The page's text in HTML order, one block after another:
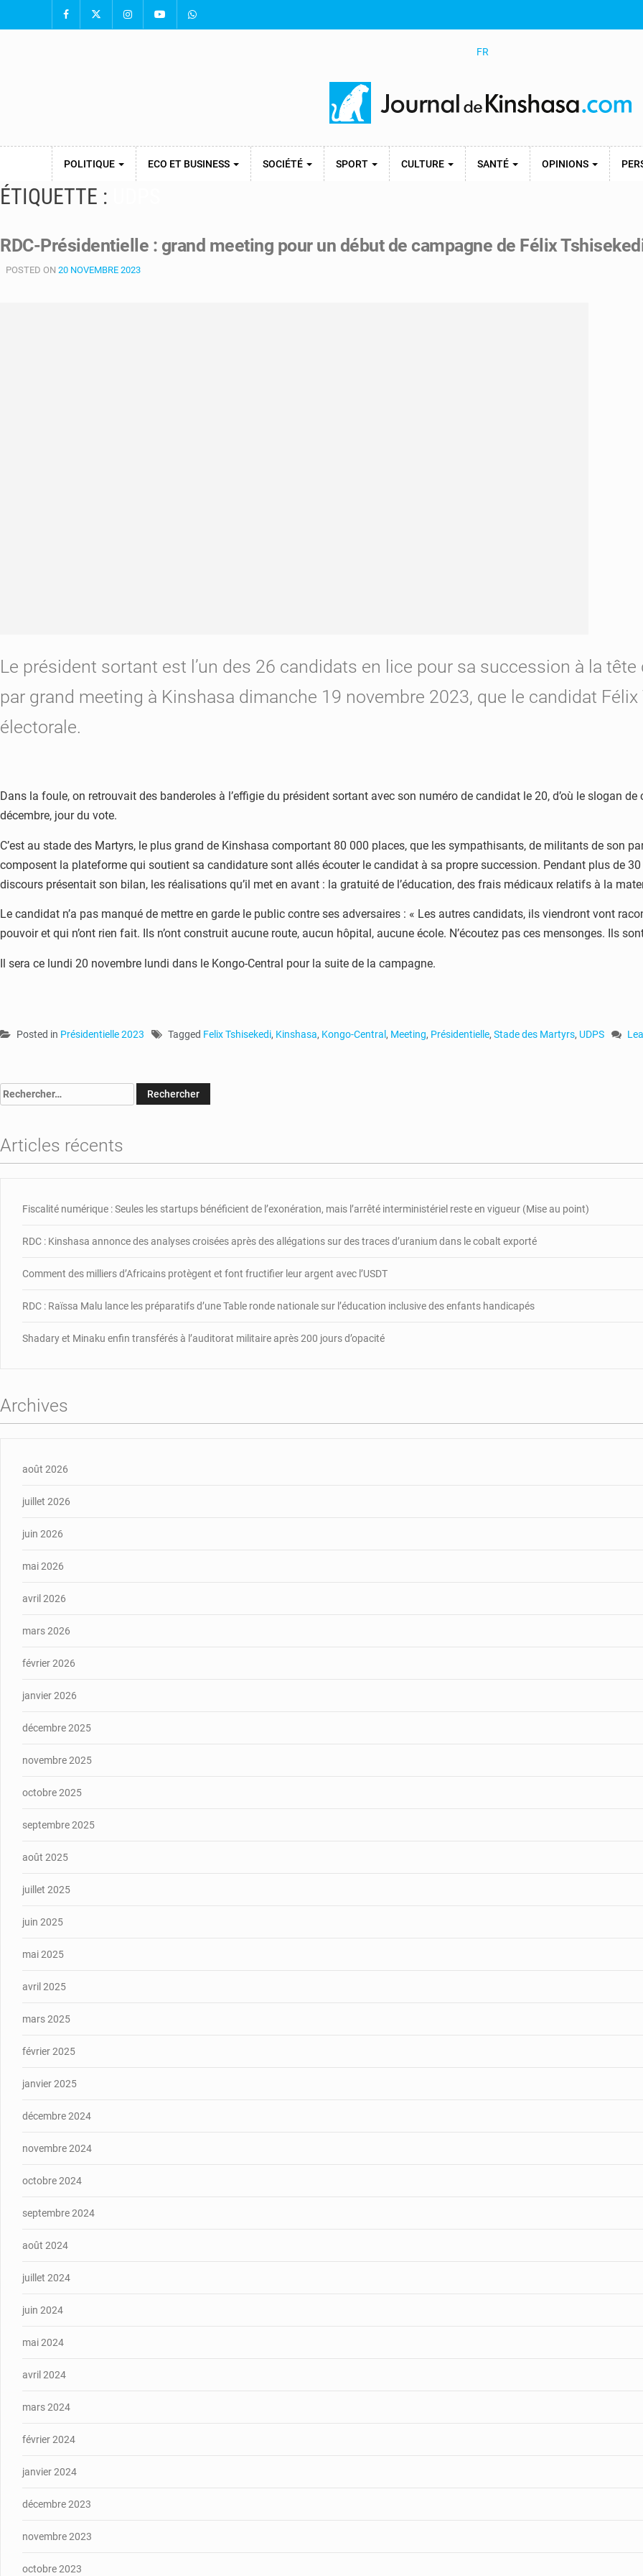
FR
POLITIQUE ECO ET BUSINESS SOCIÉTÉ SPORT CULTURE SANTÉ OPINIONS
ÉTIQUETTE :
RDC-Présidentielle : grand meeting pour un début de campagne de Félix
POSTED ON 20 NOVEMBRE 2023
Le président sortant est l’un des 26 candidats en lice pour sa succession à la tête
par grand meeting à Kinshasa dimanche 19 novembre 2023, que le candidat
électorale.
Dans la foule, on retrouvait des banderoles à l’effigie du président sortant avec son numéro de candidat le 20, d’où le slogan
décembre, jour du vote.
C’est au stade des Martyrs, le plus grand de Kinshasa comportant 80 000 places, que les sympathisants, de militants de son
composent la plateforme qui soutient sa candidature sont allés écouter le candidat à sa propre succession. Pendant plus de
discours présentait son bilan, les réalisations qu’il met en avant : la gratuité de l’éducation, des frais médicaux relatifs à la
Le candidat n’a pas manqué de mettre en garde le public contre ses adversaires : « Les autres candidats, ils viendront vont
pouvoir et qui n’ont rien fait. Ils n’ont construit aucune route, aucun hôpital, aucune école. N’écoutez pas ces mensonges. Ils
Il sera ce lundi 20 novembre lundi dans le Kongo-Central pour la suite de la campagne.
Posted in Présidentielle 2023 Tagged Felix Tshisekedi, Kinshasa, Kongo-Central , Meeting, Présidentielle, Stade des Martyrs, UDPS
Rechercher :
Articles récents
Fiscalité numérique : Seules les startups bénéficient de l’exonération, mais l’arrêté interministériel reste en vigueur (Mise au point)
RDC : Kinshasa annonce des analyses croisées après des allégations sur des traces d’uranium dans le cobalt exporté
Comment des milliers d’Africains protègent et font fructifier leur argent avec l’USDT
RDC : Raïssa Malu lance les préparatifs d’une Table ronde nationale sur l’éducation inclusive des enfants handicapés
Shadary et Minaku enfin transférés à l’auditorat militaire après 200 jours d’opacité
Archives
août 2026
juillet 2026
juin 2026
mai 2026
avril 2026
mars 2026
février 2026
janvier 2026
décembre 2025
novembre 2025
octobre 2025
septembre 2025
août 2025
juillet 2025
juin 2025
mai 2025
avril 2025
mars 2025
février 2025
janvier 2025
décembre 2024
novembre 2024
octobre 2024
septembre 2024
août 2024
juillet 2024
juin 2024
mai 2024
avril 2024
mars 2024
février 2024
janvier 2024
décembre 2023
novembre 2023
octobre 2023